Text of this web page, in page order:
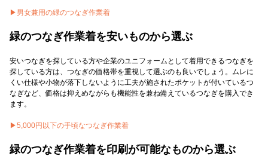
▶︎男女兼用の緑のつなぎ作業着
緑のつなぎ作業着を安いものから選ぶ
安いつなぎを探している方や企業のユニフォームとして着用できるつなぎを
探している方は、つなぎの価格帯を重視して選ぶのも良いでしょう。ムレに
くい仕様や小物が落下しないように工夫が施されたポケットが付いているつ
なぎなど、価格は抑えめながらも機能性を兼ね備えているつなぎを購入でき
ます。
▶︎5,000円以下の手頃なつなぎ作業着
緑のつなぎ作業着を印刷が可能なものから選ぶ